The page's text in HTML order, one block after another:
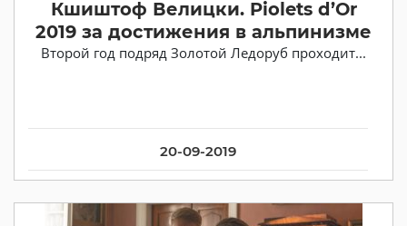
20-09-2019
Кшиштоф Велицки. Piolets d’Or
2019 за достижения в альпинизме
Второй год подряд Золотой Ледоруб проходит...